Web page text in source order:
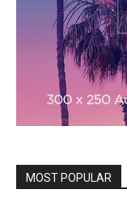
MOST POPULAR